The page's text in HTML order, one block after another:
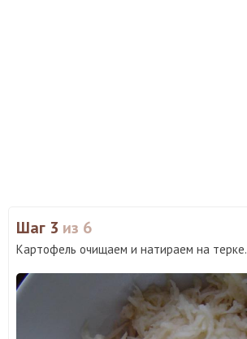
Шаг 3 из 6
Картофель очищаем и натираем на терке.